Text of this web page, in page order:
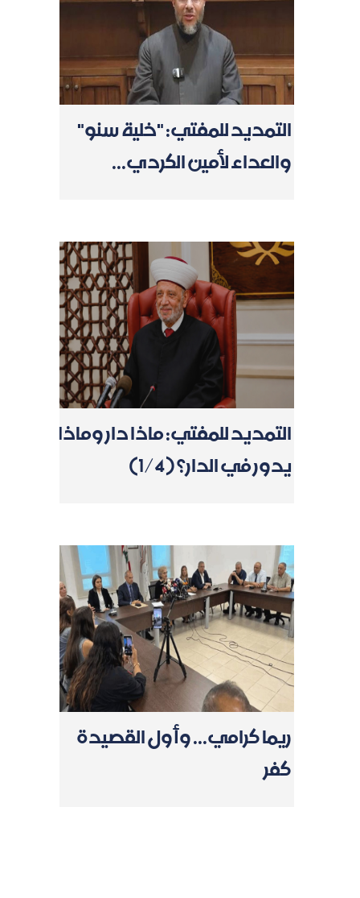
التمديد للمفتي: "خلية سنو"
والعداء لأمين الكردي...
التمديد للمفتي: ماذا دار وماذا
يدور في الدار؟ (1/4)
ريما كرامي... وأول القصيدة
كفر